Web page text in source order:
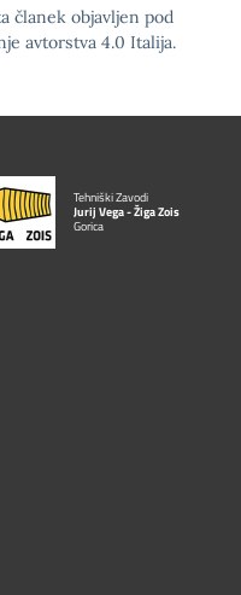
članek objavljen pod
avtorstva 4.0 Italija.
Tehniški Zavodi
Jurij Vega - Žiga Zois
Gorica